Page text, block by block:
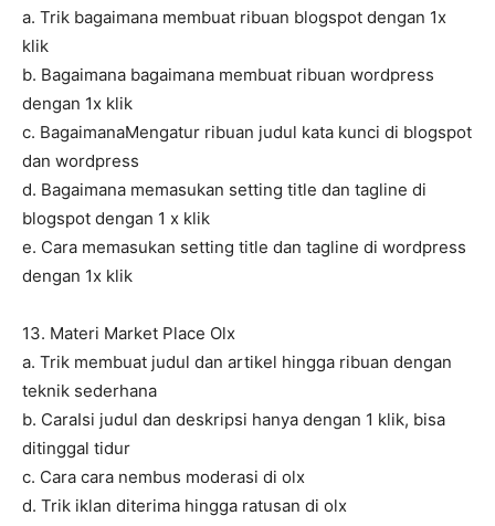
a. Trik bagaimana membuat ribuan blogspot dengan 1x
klik
b. Bagaimana bagaimana membuat ribuan wordpress
dengan 1x klik
c. BagaimanaMengatur ribuan judul kata kunci di blogspot
dan wordpress
d. Bagaimana memasukan setting title dan tagline di
blogspot dengan 1 x klik
e. Cara memasukan setting title dan tagline di wordpress
dengan 1x klik
13. Materi Market Place Olx
a. Trik membuat judul dan artikel hingga ribuan dengan
teknik sederhana
b. CaraIsi judul dan deskripsi hanya dengan 1 klik, bisa
ditinggal tidur
c. Cara cara nembus moderasi di olx
d. Trik iklan diterima hingga ratusan di olx